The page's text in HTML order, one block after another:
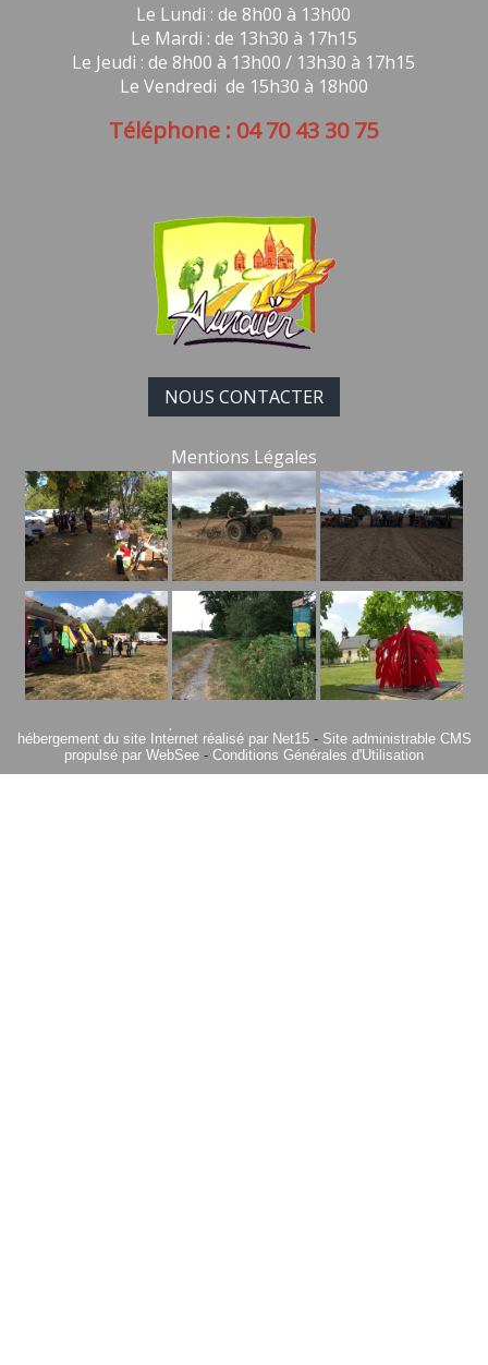
Le Lundi : de 8h00 à 13h00
Le Mardi : de 13h30 à 17h15
Le Jeudi : de 8h00 à 13h00 / 13h30 à 17h15
Le Vendredi de 15h30 à 18h00
Téléphone : 04 70 43 30 75
NOUS CONTACTER
Mentions Légales
hébergement du site Internet réalisé par Net15- Site administrable CMS
propulsé par WebSee - Conditions Générales d'Utilisation